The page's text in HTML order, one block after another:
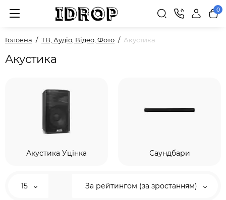
0
Головна ТВ, Аудіо, Відео, Фото Акустика
Акустика
Акустика Уцінка Саундбари
15 За рейтингом (за зростанням)